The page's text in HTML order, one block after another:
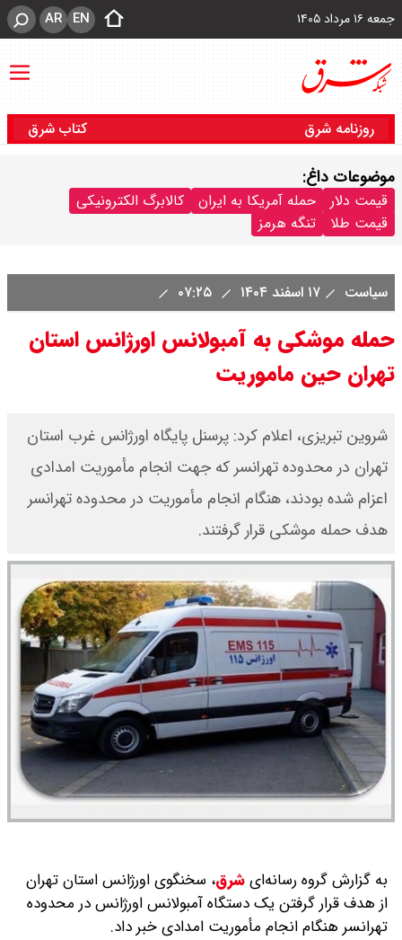
جمعه ۱۶ مرداد ۱۴۰۵ EN
AR
روزنامه شرق کتاب شرق
موضوعات داغ:
قیمت دلار حمله آمریکا به ایران
کالابرگ الکترونیکی
قیمت طلا
تنگه هرمز
سیاست ۱۷ اسفند ۱۴۰۴
حمله موشکی به آمبولانس اورژانس استان
تهران حین ماموریت
شروین تبریزی، اعلام کرد: پرسنل پایگاه اورژانس غرب استان
تهران در محدوده تهرانسر که جهت انجام مأموریت امدادی
اعزام شده بودند، هنگام انجام مأموریت در محدوده تهرانسر
هدف حمله موشکی قرار گرفتند.
به گزارش گروه رسانه‌ایشرق، سخنگوی اورژانس استان تهران
از هدف قرار گرفتن یک دستگاه آمبولانس اورژانس در محدوده
تهرانسر هنگام انجام مأموریت امدادی خبر داد.